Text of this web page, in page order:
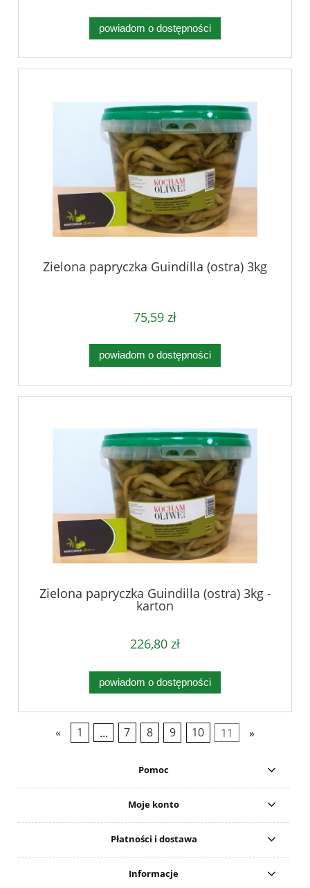
powiadom o dostępności
Zielona papryczka Guindilla (ostra) 3kg
75,59 zł
powiadom o dostępności
Zielona papryczka Guindilla (ostra) 3kg -
karton
226,80 zł
powiadom o dostępności
« 1 ... 7 8 9 10 11 »
Pomoc
Moje konto
Płatności i dostawa
Informacje